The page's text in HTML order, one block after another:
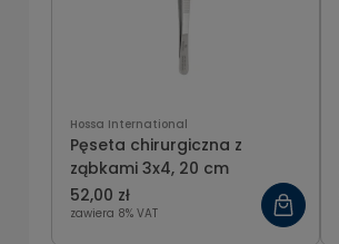
Hossa International
Pęseta chirurgiczna z
ząbkami 3x4, 20 cm
52,00 zł
zawiera 8% VAT